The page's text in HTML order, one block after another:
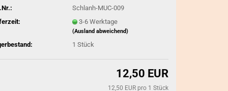
Damen - Charivari
Kinder - Charivari
Charivariketten/ Rohlinge/
Schlanh-MUC-009
3-6 Werktage
(Ausland abweichend)
1 Stück
12,50 EUR
12,50 EUR pro 1 Stück